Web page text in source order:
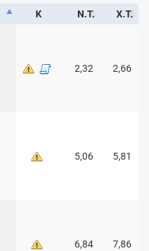
Κ Ν.Τ. Χ.Τ.
2,32 2,66
5,06 5,81
6,84 7,86